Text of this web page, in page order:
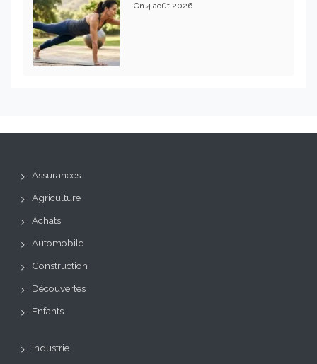
On 4 août 2026
Assurances
Agriculture
Achats
Automobile
Construction
Découvertes
Enfants
Industrie